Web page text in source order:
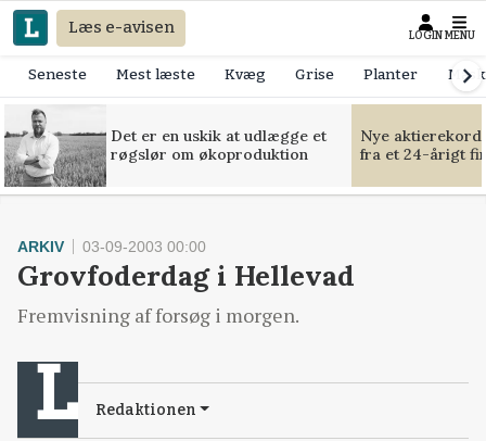
Læs e-avisen LOGIN MENU
Seneste Mest læste Kvæg Grise Planter
Det er en uskik at udlægge et
røgslør om økoproduktion
Nye
fra et 24-årigt
ARKIV 03-09-2003 00:00
Grovfoderdag i Hellevad
Fremvisning af forsøg i morgen.
Redaktionen